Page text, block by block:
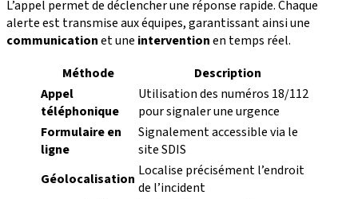
L’appel permet de déclencher une réponse rapide. Chaque
alerte est transmise aux équipes, garantissant ainsi une
communicationet une interventionen temps réel.
Méthode
Description
Appel
téléphonique
Utilisation des numéros 18/112
pour signaler une urgence
Formulaire en
ligne
Signalement accessible via le
site SDIS
Géolocalisation Localise précisément l’endroit
de l’incident